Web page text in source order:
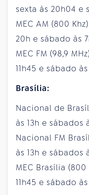
sexta às 20h04 e
MEC AM
20h e sábado às
MEC FM
11h45 e sábado às
Brasília:
Nacional de
às 13h e sábados
Nacional FM
às 13h e sábados
MEC
11h45 e sábado às